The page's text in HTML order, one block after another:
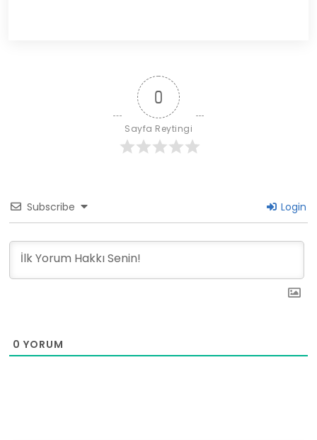
0
Sayfa Reytingi
Subscribe Login
0 YORUM